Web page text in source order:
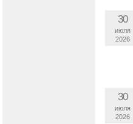
30
июля
2026
30
июля
2026